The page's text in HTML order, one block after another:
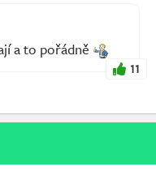
a to pořádně
11